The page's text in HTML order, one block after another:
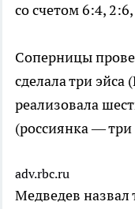
со счетом 6:4,
Соперницы
сделала три
реализовала
(россиянка — три
adv.rbc.ru
Медведев